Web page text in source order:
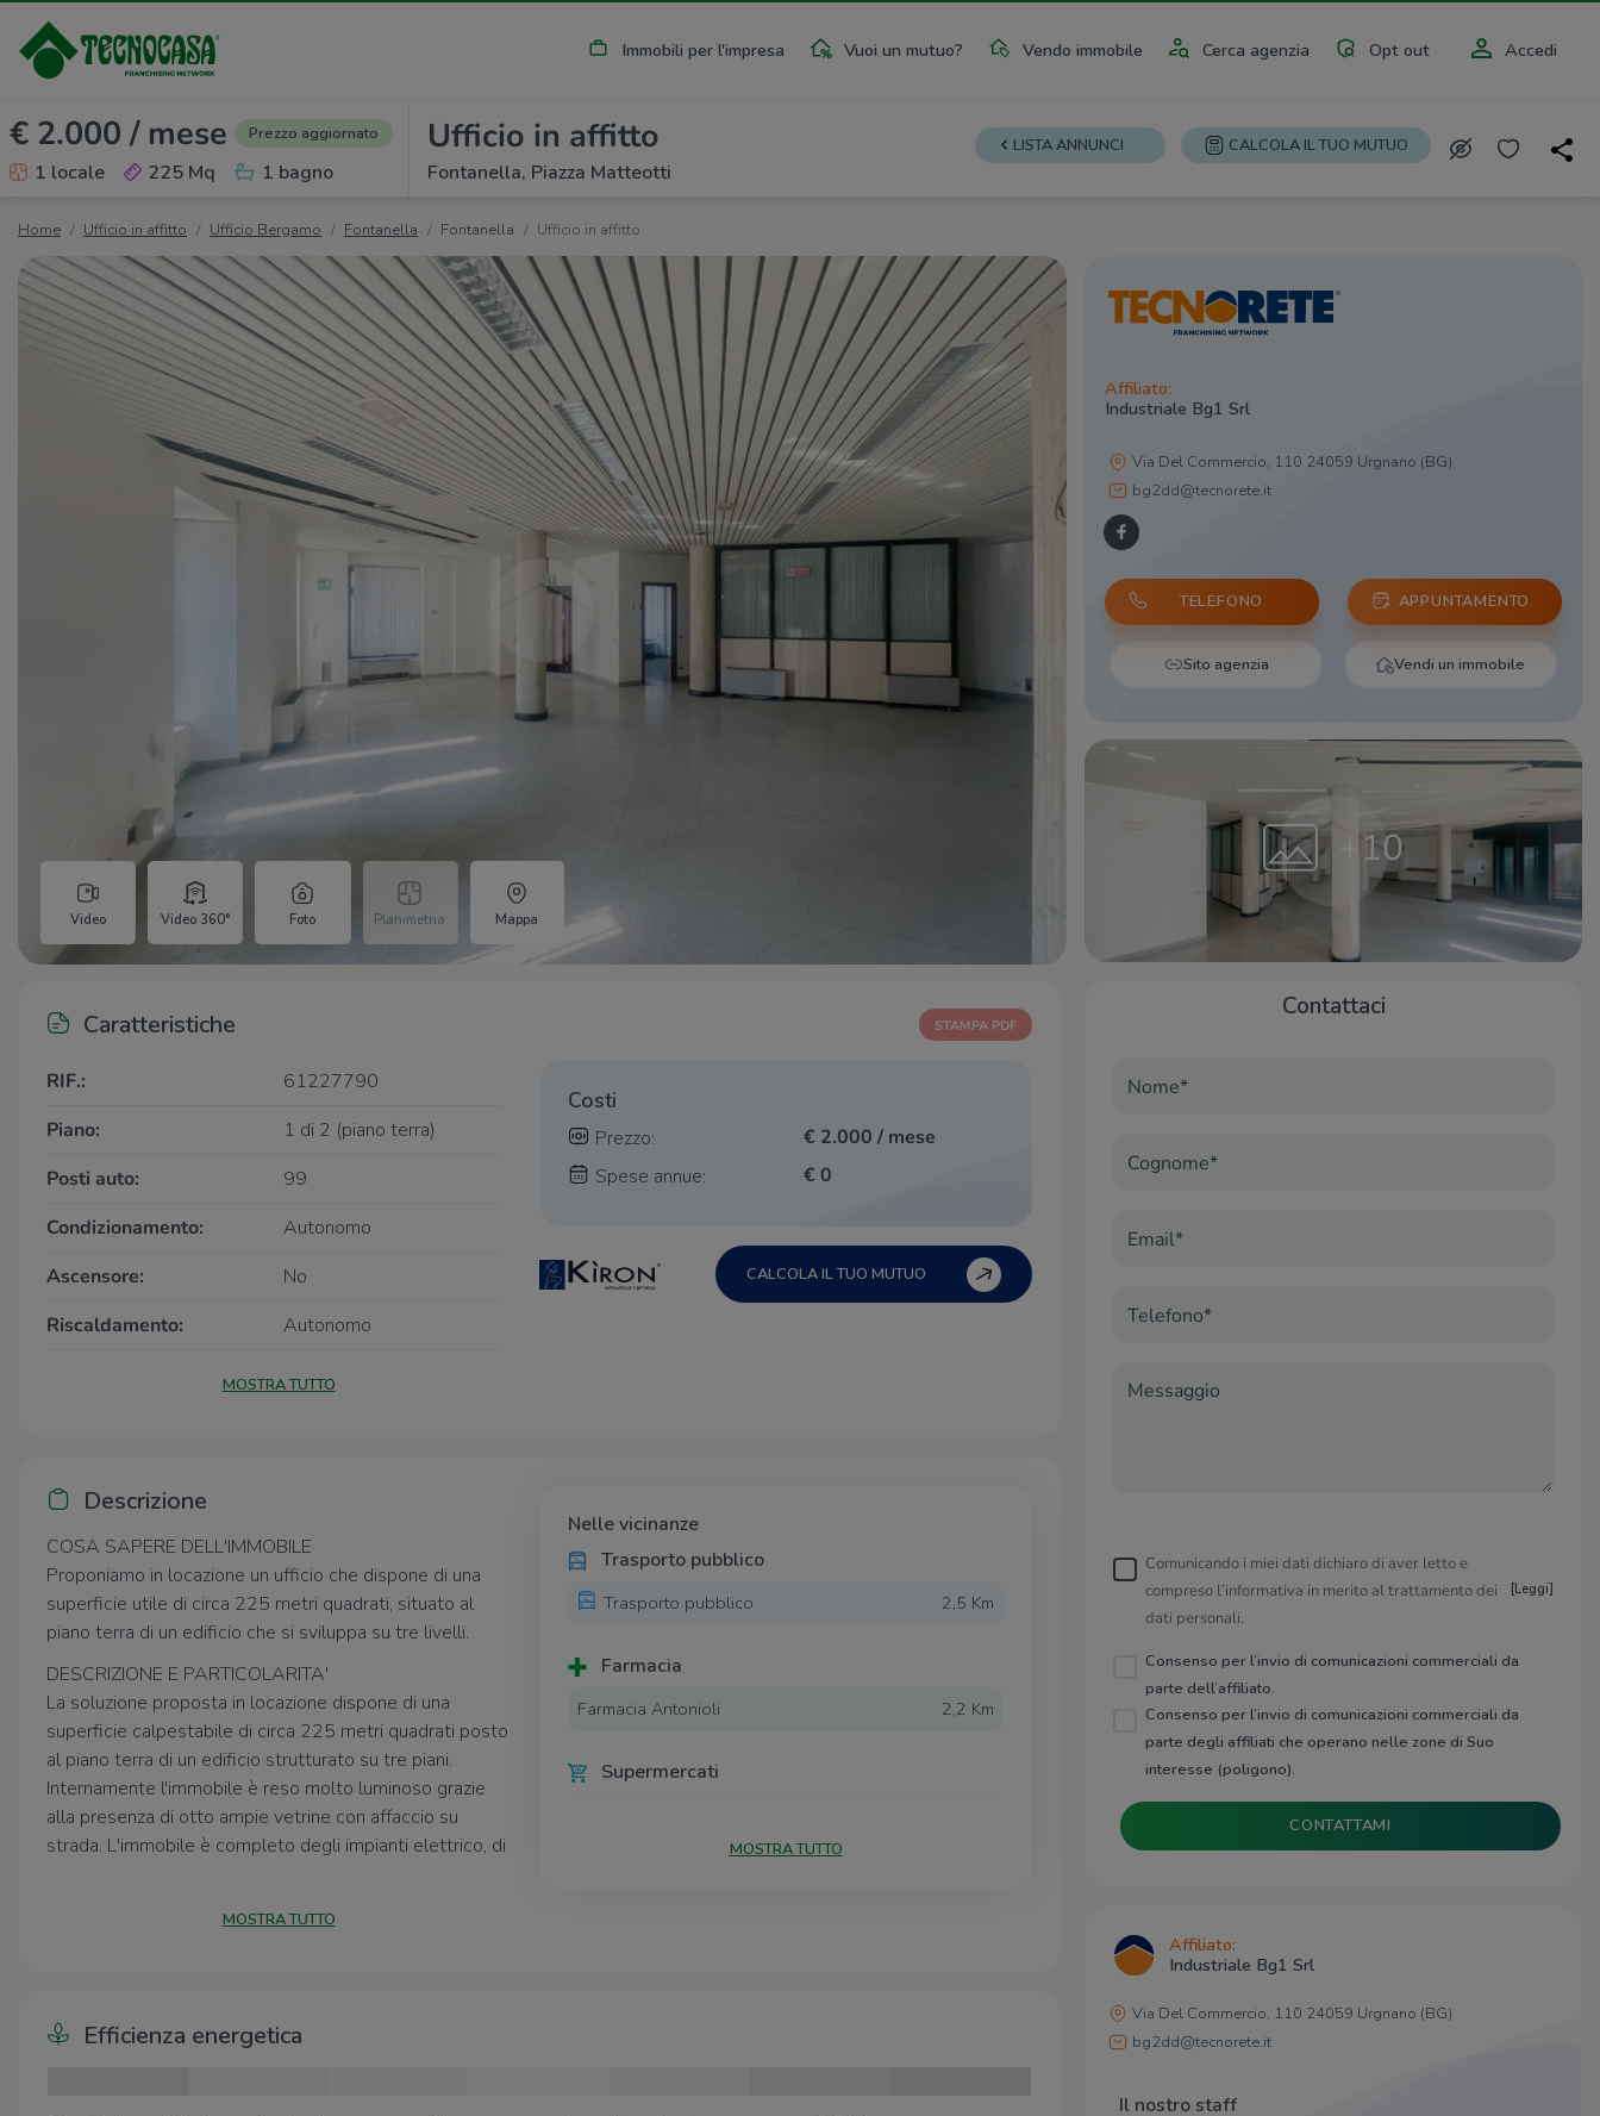
Immobili per l'impresa Vuoi un mutuo? Vendo immobile Cerca agenzia Opt out Accedi
€ 2.000 / mese Prezzo aggiornato
1 locale 225 Mq 1 bagno
Ufficio in affitto
Fontanella, Piazza Matteotti
LISTA ANNUNCI CALCOLA IL TUO MUTUO
Home Ufficio in affitto Ufficio Bergamo Fontanella Fontanella Ufficio in affitto
Video Video 360° Foto Planimetria Mappa
Affiliato:
Industriale Bg1 Srl
Via Del Commercio, 110 24059 Urgnano (BG)
bg2dd@tecnorete.it
TELEFONO APPUNTAMENTO
Sito agenzia Vendi un immobile
+10
Caratteristiche
RIF.:
61227790
Piano:
1 di 2 (piano terra)
Posti auto:
99
Condizionamento:
Autonomo
Ascensore:
No
Riscaldamento:
Autonomo
MOSTRA TUTTO
STAMPA PDF
Costi
Prezzo:
€ 2.000 / mese
Spese annue:
€ 0
CALCOLA IL TUO MUTUO
Descrizione
COSA SAPERE DELL'IMMOBILE
Proponiamo in locazione un ufficio che dispone di una
superficie utile di circa 225 metri quadrati, situato al
piano terra di un edificio che si sviluppa su tre livelli.
DESCRIZIONE E PARTICOLARITA'
La soluzione proposta in locazione dispone di una
superficie calpestabile di circa 225 metri quadrati posto
al piano terra di un edificio strutturato su tre piani.
Internamente l'immobile è reso molto luminoso grazie
alla presenza di otto ampie vetrine con affaccio su
strada. L'immobile è completo degli impianti elettrico, di
sono da revisionare e di un servizio igienico privato. A
parcheggio.
MOSTRA TUTTO
Nelle vicinanze
Trasporto pubblico
Trasporto pubblico 2,5 Km
Farmacia
Farmacia Antonioli 2,2 Km
Supermercati
MOSTRA TUTTO
Efficienza energetica
Contattaci
Nome*
Cognome*
Email*
Telefono*
Messaggio
Comunicando i miei dati dichiaro di aver letto e
compreso l’informativa in merito al trattamento dei
dati personali.
[Leggi]
Consenso per l’invio di comunicazioni commerciali da
parte dell’affiliato.
Consenso per l’invio di comunicazioni commerciali da
parte degli affiliati che operano nelle zone di Suo
interesse (poligono).
CONTATTAMI
Affiliato:
Industriale Bg1 Srl
Via Del Commercio, 110 24059 Urgnano (BG)
bg2dd@tecnorete.it
Il nostro staff